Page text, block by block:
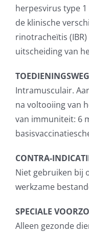
herpesvirus type
de klinische
rinotracheïtis
uitscheiding van
Intramusculair.
na voltooiing van
van immuniteit: 6
CONTRA-
Niet gebruiken bij
werkzame
SPECIALE
Alleen gezonde